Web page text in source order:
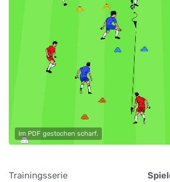
Im PDF gestochen scharf.
Trainingsserie